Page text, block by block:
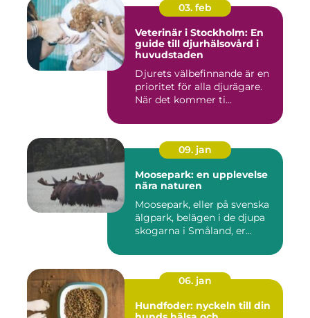
03. feb
Veterinär i Stockholm: En
guide till djurhälsovård i
huvudstaden
Djurets välbefinnande är en
prioritet för alla djurägare.
När det kommer ti...
09. jan
Moosepark: en upplevelse
nära naturen
Moosepark, eller på svenska
älgpark, belägen i de djupa
skogarna i Småland, er...
06. jan
Hundfoder: nyckeln till din